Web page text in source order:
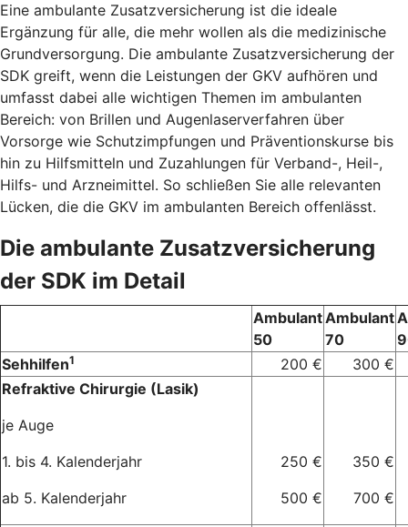
Eine ambulante Zusatzversicherung ist die ideale
Ergänzung für alle, die mehr wollen als die medizinische
Grundversorgung. Die ambulante Zusatzversicherung der
SDK greift, wenn die Leistungen der GKV aufhören und
umfasst dabei alle wichtigen Themen im ambulanten
Bereich: von Brillen und Augenlaserverfahren über
Vorsorge wie Schutzimpfungen und Präventionskurse bis
hin zu Hilfsmitteln und Zuzahlungen für Verband-, Heil-,
Hilfs- und Arzneimittel. So schließen Sie alle relevanten
Lücken, die die GKV im ambulanten Bereich offenlässt.
Die ambulante Zusatzversicherung
der SDK im Detail
Ambulant
50
Ambulant
70
Sehhilfen1 200 €
300 €
Refraktive Chirurgie (Lasik)
je Auge
1. bis 4. Kalenderjahr
ab 5. Kalenderjahr
250 €
500 €
350 €
700 €